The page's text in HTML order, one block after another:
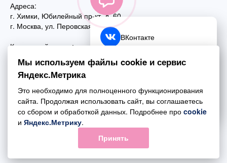
Адреса:
г. Химки, Юбилейный пр-кт, д. 60
г. Москва, ул. Перовская, д. 59
Контактный номер:
+7 (495) 970-44-75
Почта:
mail@esta-fiesta.ru
Режим работы интернет-магазина:
ПН-ВС с 09:00 до 21:00
ВКонтакте
Telegram
Обратный звонок
Мы используем файлы cookie и сервис
Яндекс.Метрика
Это необходимо для полноценного функционирования
сайта. Продолжая использовать сайт, вы соглашаетесь
со сбором и обработкой данных. Подробнее про cookie
и Яндекс.Метрику.
Принять